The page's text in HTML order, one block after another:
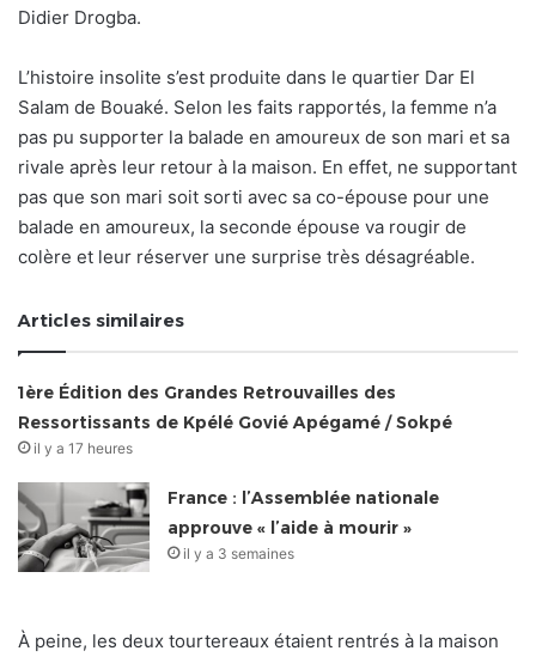
Didier Drogba.
L’histoire insolite s’est produite dans le quartier Dar El
Salam de Bouaké. Selon les faits rapportés, la femme n’a
pas pu supporter la balade en amoureux de son mari et sa
rivale après leur retour à la maison. En effet, ne supportant
pas que son mari soit sorti avec sa co-épouse pour une
balade en amoureux, la seconde épouse va rougir de
colère et leur réserver une surprise très désagréable.
Articles similaires
1ère Édition des Grandes Retrouvailles des
Ressortissants de Kpélé Govié Apégamé / Sokpé
il y a 17 heures
France : l’Assemblée nationale
approuve « l’aide à mourir »
il y a 3 semaines
À peine, les deux tourtereaux étaient rentrés à la maison